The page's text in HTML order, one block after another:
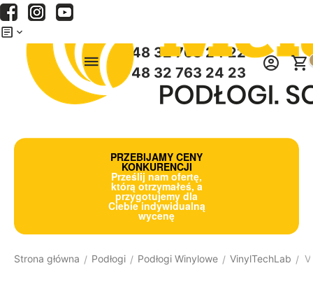
+48 32 763 24 22
+48 32 763 24 23
PRZEBIJAMY CENY
KONKURENCJI
Prześlij nam ofertę,
którą otrzymałeś, a
przygotujemy dla
Ciebie indywidualną
wycenę
Strona główna / Podłogi / Podłogi Winylowe / VinylTechLab /